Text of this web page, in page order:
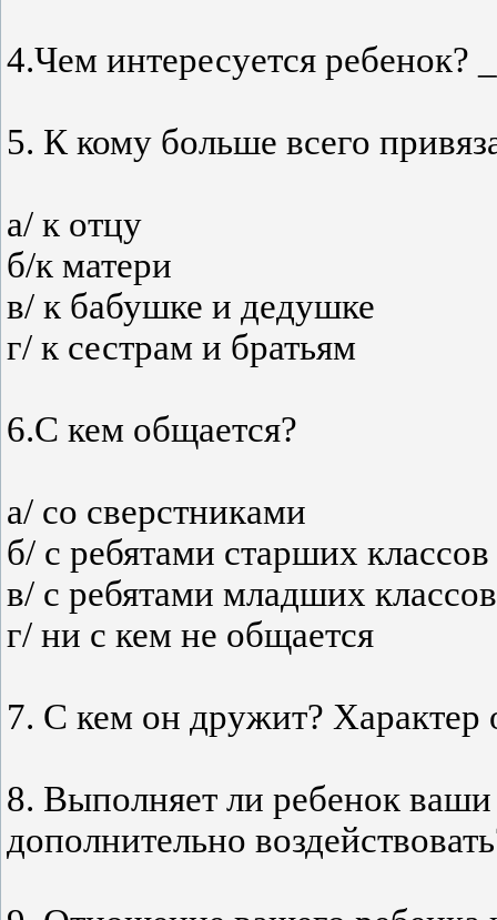
4.Чем интересуется
5. К кому больше всего
а/ к отцу
б/к матери
в/ к бабушке и дедушке
г/ к сестрам и братьям
6.С кем общается?
а/ со сверстниками
б/ с ребятами старших классов
в/ с ребятами младших классов
г/ ни с кем не общается
7. С кем он дружит? Характер
8. Выполняет ли ребенок ваши
дополнительно